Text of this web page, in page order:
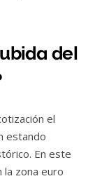
del
el
estando
En este
la zona euro